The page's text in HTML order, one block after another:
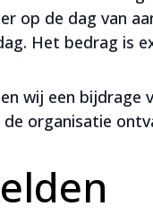
op de dag van
Het bedrag is
wij een bijdrage
organisatie